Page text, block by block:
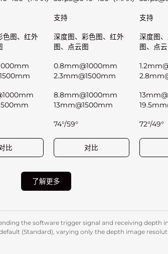
支持 支持
色图、红外
深度图、彩色图、红外
图、点云图
深度图
图、点
0.8mm@1000mm
2.3mm@1500mm
8.8mm@1000mm
13mm@1500mm
74°/59° 72°/49°
比 对比
了解更多
the software trigger signal and receiving depth
(Standard), varying only the depth image